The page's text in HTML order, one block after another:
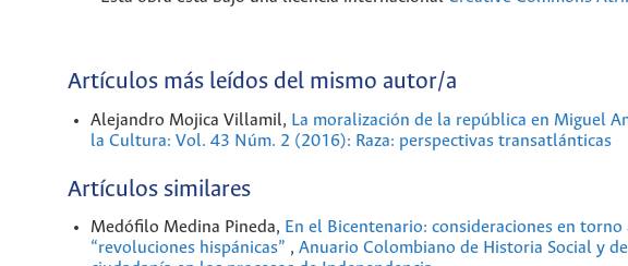
Artículos más leídos del mismo autor/a
Alejandro Mojica Villamil, La moralización de la república en Miguel
la Cultura: Vol. 43 Núm. 2 (2016): Raza: perspectivas transatlánticas
Artículos similares
Medófilo Medina Pineda, En el Bicentenario: consideraciones en
“revoluciones hispánicas” , Anuario Colombiano de Historia Social y